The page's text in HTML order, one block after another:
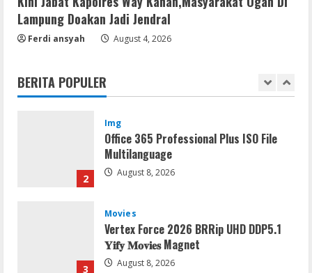
Lampung Doakan Jadi Jendral
Ferdi ansyah August 4, 2026
BERITA POPULER
1
Resettools
Nik Collection (by DxO) Portable [no
2
Img
Office 365 Professional Plus ISO File
Multilanguage
August 8, 2026
3
Movies
Vertex Force 2026 BRRip UHD DDP5.1
𝐘𝐢𝐟𝐲 𝐌𝐨𝐯𝐢𝐞𝐬 Magnet
August 8, 2026